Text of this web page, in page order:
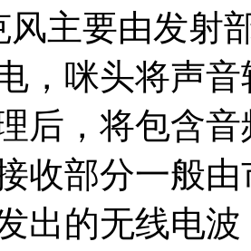
风主要由发射
，咪头将声
后，将包含
收部分一般
出的无线电